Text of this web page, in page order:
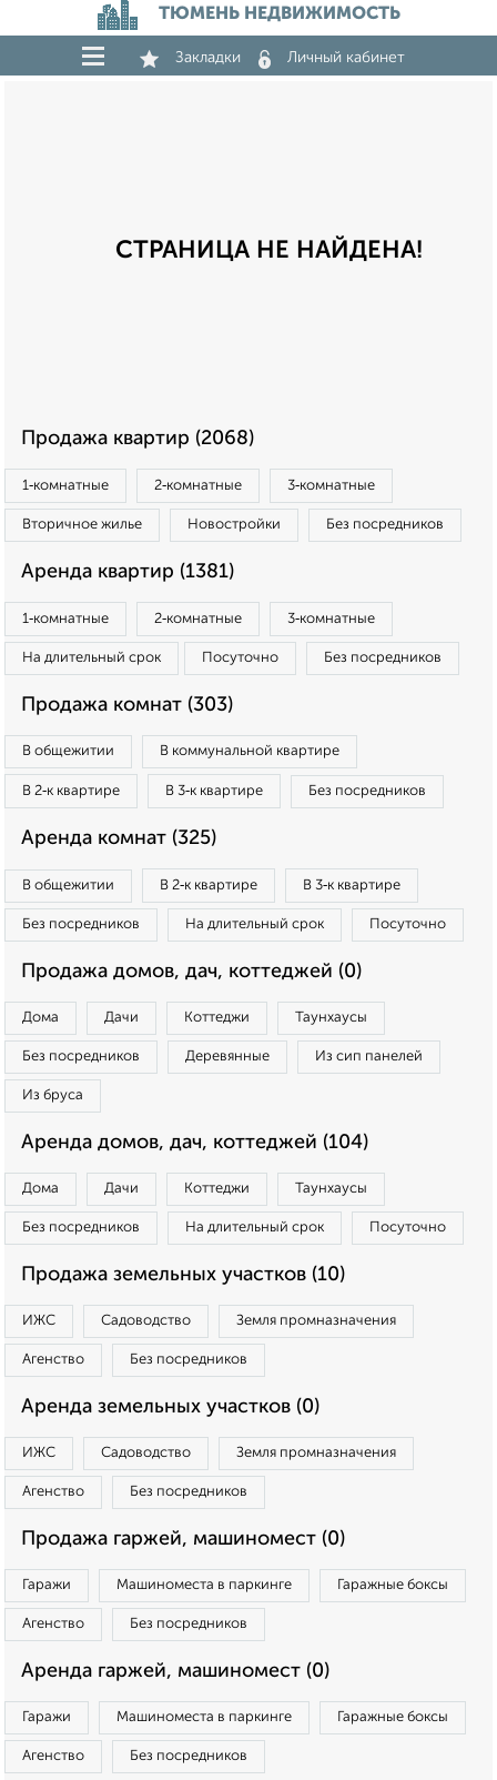
ТЮМЕНЬ НЕДВИЖИМОСТЬ
Закладки Личный кабинет
СТРАНИЦА НЕ НАЙДЕНА!
Продажа квартир (2068)
1‑комнатные 2‑комнатные 3‑комнатные
Вторичное жилье Новостройки Без посредников
Аренда квартир (1381)
1‑комнатные 2‑комнатные 3‑комнатные
На длительный срок Посуточно Без посредников
Продажа комнат (303)
В общежитии В коммунальной квартире
В 2‑к квартире В 3‑к квартире Без посредников
Аренда комнат (325)
В общежитии В 2‑к квартире В 3‑к квартире
Без посредников На длительный срок Посуточно
Продажа домов, дач, коттеджей (0)
Дома Дачи Коттеджи Таунхаусы
Без посредников Деревянные Из сип панелей
Из бруса
Аренда домов, дач, коттеджей (104)
Дома Дачи Коттеджи Таунхаусы
Без посредников На длительный срок Посуточно
Продажа земельных участков (10)
ИЖС Садоводство Земля промназначения
Агенство Без посредников
Аренда земельных участков (0)
ИЖС Садоводство Земля промназначения
Агенство Без посредников
Продажа гаржей, машиномест (0)
Гаражи Машиноместа в паркинге Гаражные боксы
Агенство Без посредников
Аренда гаржей, машиномест (0)
Гаражи Машиноместа в паркинге Гаражные боксы
Агенство Без посредников